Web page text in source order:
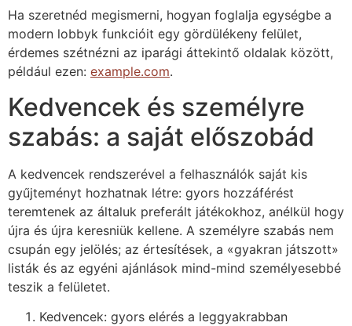
Ha szeretnéd megismerni, hogyan foglalja egységbe a
modern lobbyk funkcióit egy gördülékeny felület,
érdemes szétnézni az iparági áttekintő oldalak között,
például ezen: example.com.
Kedvencek és személyre
szabás: a saját előszobád
A kedvencek rendszerével a felhasználók saját kis
gyűjteményt hozhatnak létre: gyors hozzáférést
teremtenek az általuk preferált játékokhoz, anélkül hogy
újra és újra keresniük kellene. A személyre szabás nem
csupán egy jelölés; az értesítések, a «gyakran játszott»
listák és az egyéni ajánlások mind-mind személyesebbé
teszik a felületet.
Kedvencek: gyors elérés a leggyakrabban